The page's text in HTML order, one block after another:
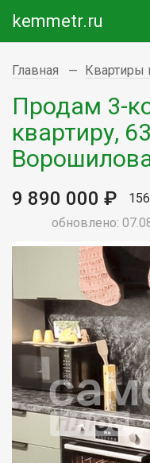
kemmetr.ru
Главная Квартиры
Продам 3-
квартиру,
9 890 000 ₽
обновлено: